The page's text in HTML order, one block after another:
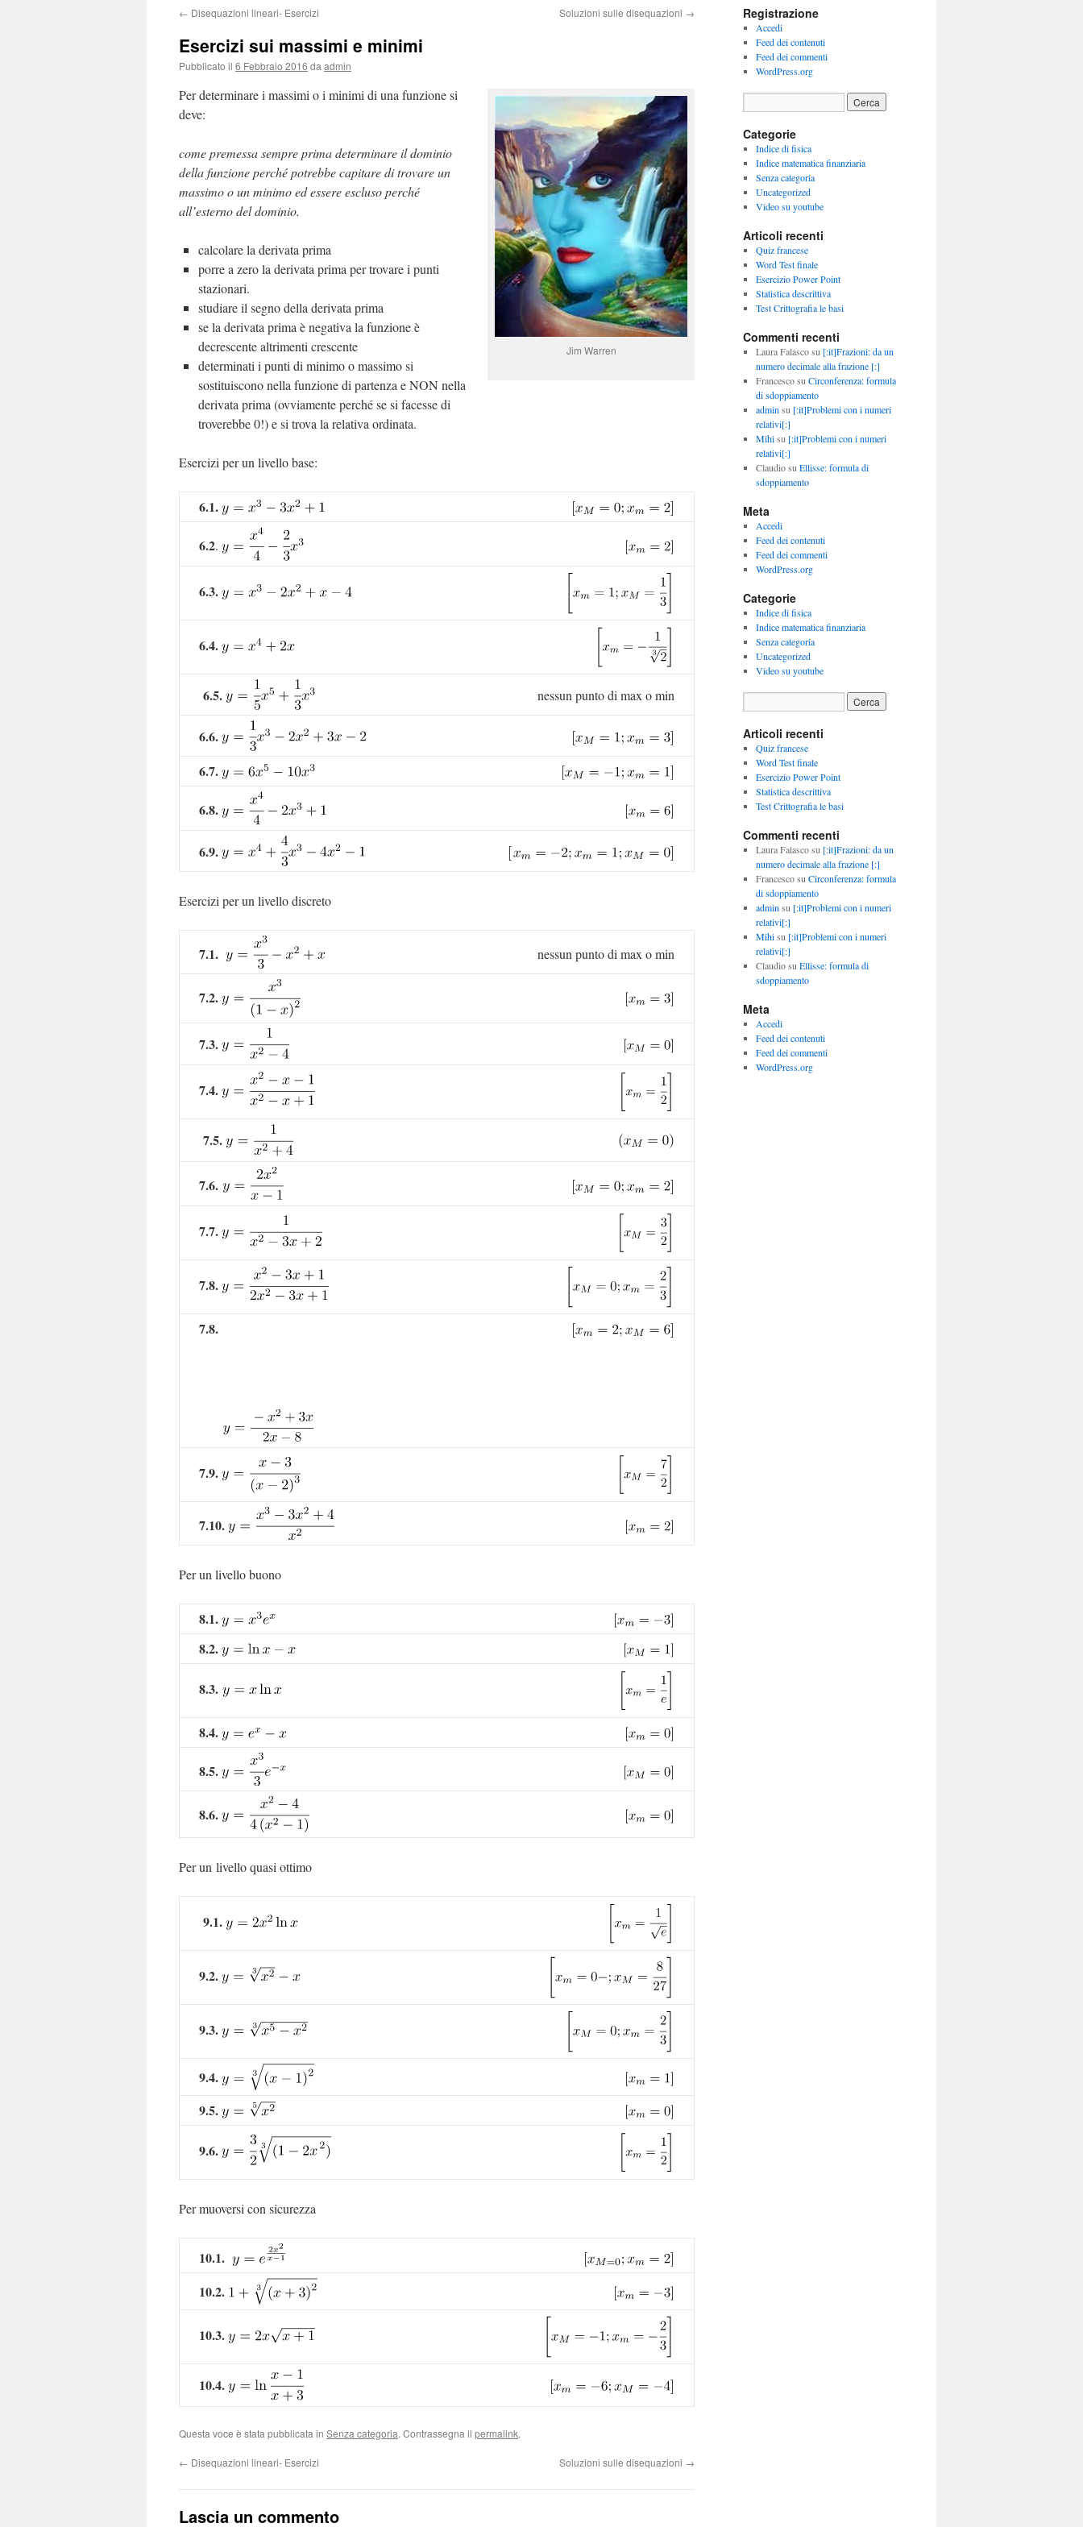
← Disequazioni lineari- Esercizi Soluzioni sulle disequazioni →
Esercizi sui massimi e minimi
Pubblicato il 6 Febbraio 2016 da admin
Jim Warren
Per determinare i massimi o i minimi di una funzione si
deve:
come premessa sempre prima determinare il dominio
della funzione perché potrebbe capitare di trovare un
massimo o un minimo ed essere escluso perché
all’esterno del dominio.
calcolare la derivata prima
porre a zero la derivata prima per trovare i punti
stazionari.
studiare il segno della derivata prima
se la derivata prima è negativa la funzione è
decrescente altrimenti crescente
determinati i punti di minimo o massimo si
sostituiscono nella funzione di partenza e NON nella
derivata prima (ovviamente perché se si facesse di
troverebbe 0!) e si trova la relativa ordinata.
Esercizi per un livello base:
6.1.
6.2.
6.3.
6.4.
6.5. nessun punto di max o min
6.6.
6.7.
6.8.
6.9.
Esercizi per un livello discreto
7.1. nessun punto di max o min
7.2.
7.3.
7.4.
7.5.
7.6.
7.7.
7.8.
7.8.
7.9.
7.10.
Per un livello buono
8.1.
8.2.
8.3.
8.4.
8.5.
8.6.
Per un livello quasi ottimo
9.1.
9.2.
9.3.
9.4.
9.5.
9.6.
Per muoversi con sicurezza
10.1.
10.2.
10.3.
10.4.
Questa voce è stata pubblicata in Senza categoria. Contrassegna il permalink.
← Disequazioni lineari- Esercizi Soluzioni sulle disequazioni →
Lascia un commento
Registrazione
Accedi
Feed dei contenuti
Feed dei commenti
WordPress.org
Categorie
Indice di fisica
Indice matematica finanziaria
Senza categoria
Uncategorized
Video su youtube
Articoli recenti
Quiz francese
Word Test finale
Esercizio Power Point
Statistica descrittiva
Test Crittografia le basi
Commenti recenti
Laura Falascosu [:it]Frazioni: da un
numero decimale alla frazione [:]
Francescosu Circonferenza: formula
di sdoppiamento
admin su [:it]Problemi con i numeri
relativi[:]
Mihisu [:it]Problemi con i numeri
relativi[:]
Claudiosu Ellisse: formula di
sdoppiamento
Meta
Accedi
Feed dei contenuti
Feed dei commenti
WordPress.org
Categorie
Indice di fisica
Indice matematica finanziaria
Senza categoria
Uncategorized
Video su youtube
Articoli recenti
Quiz francese
Word Test finale
Esercizio Power Point
Statistica descrittiva
Test Crittografia le basi
Commenti recenti
Laura Falascosu [:it]Frazioni: da un
numero decimale alla frazione [:]
Francescosu Circonferenza: formula
di sdoppiamento
admin su [:it]Problemi con i numeri
relativi[:]
Mihisu [:it]Problemi con i numeri
relativi[:]
Claudiosu Ellisse: formula di
sdoppiamento
Meta
Accedi
Feed dei contenuti
Feed dei commenti
WordPress.org